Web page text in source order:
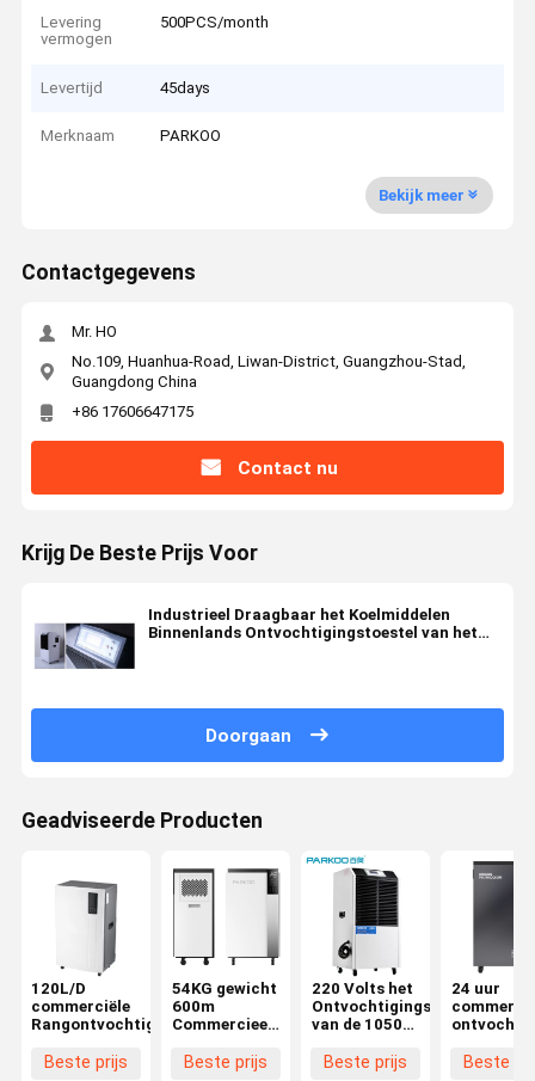
Levering
vermogen
500PCS/month
Levertijd 45days
Merknaam PARKOO
Bekijk meer
Contactgegevens
Mr. HO
No.109, Huanhua-Road, Liwan-District, Guangzhou-Stad,
Guangdong China
+86 17606647175
Contact nu
Krijg De Beste Prijs Voor
Industrieel Draagbaar het Koelmiddelen
Binnenlands Ontvochtigingstoestel van het
Doorgaan
Geadviseerde Producten
120L/D
commerciële
Rangontvochtigingstoestel
Beste prijs
54KG gewicht
600m
Commercieel
Ontvochtigingstoestel
Beste prijs
220 Volts het
Ontvochtigingstoestel
van de 1050
Commerciële
Beste prijs
24 uur
dekking
Beste